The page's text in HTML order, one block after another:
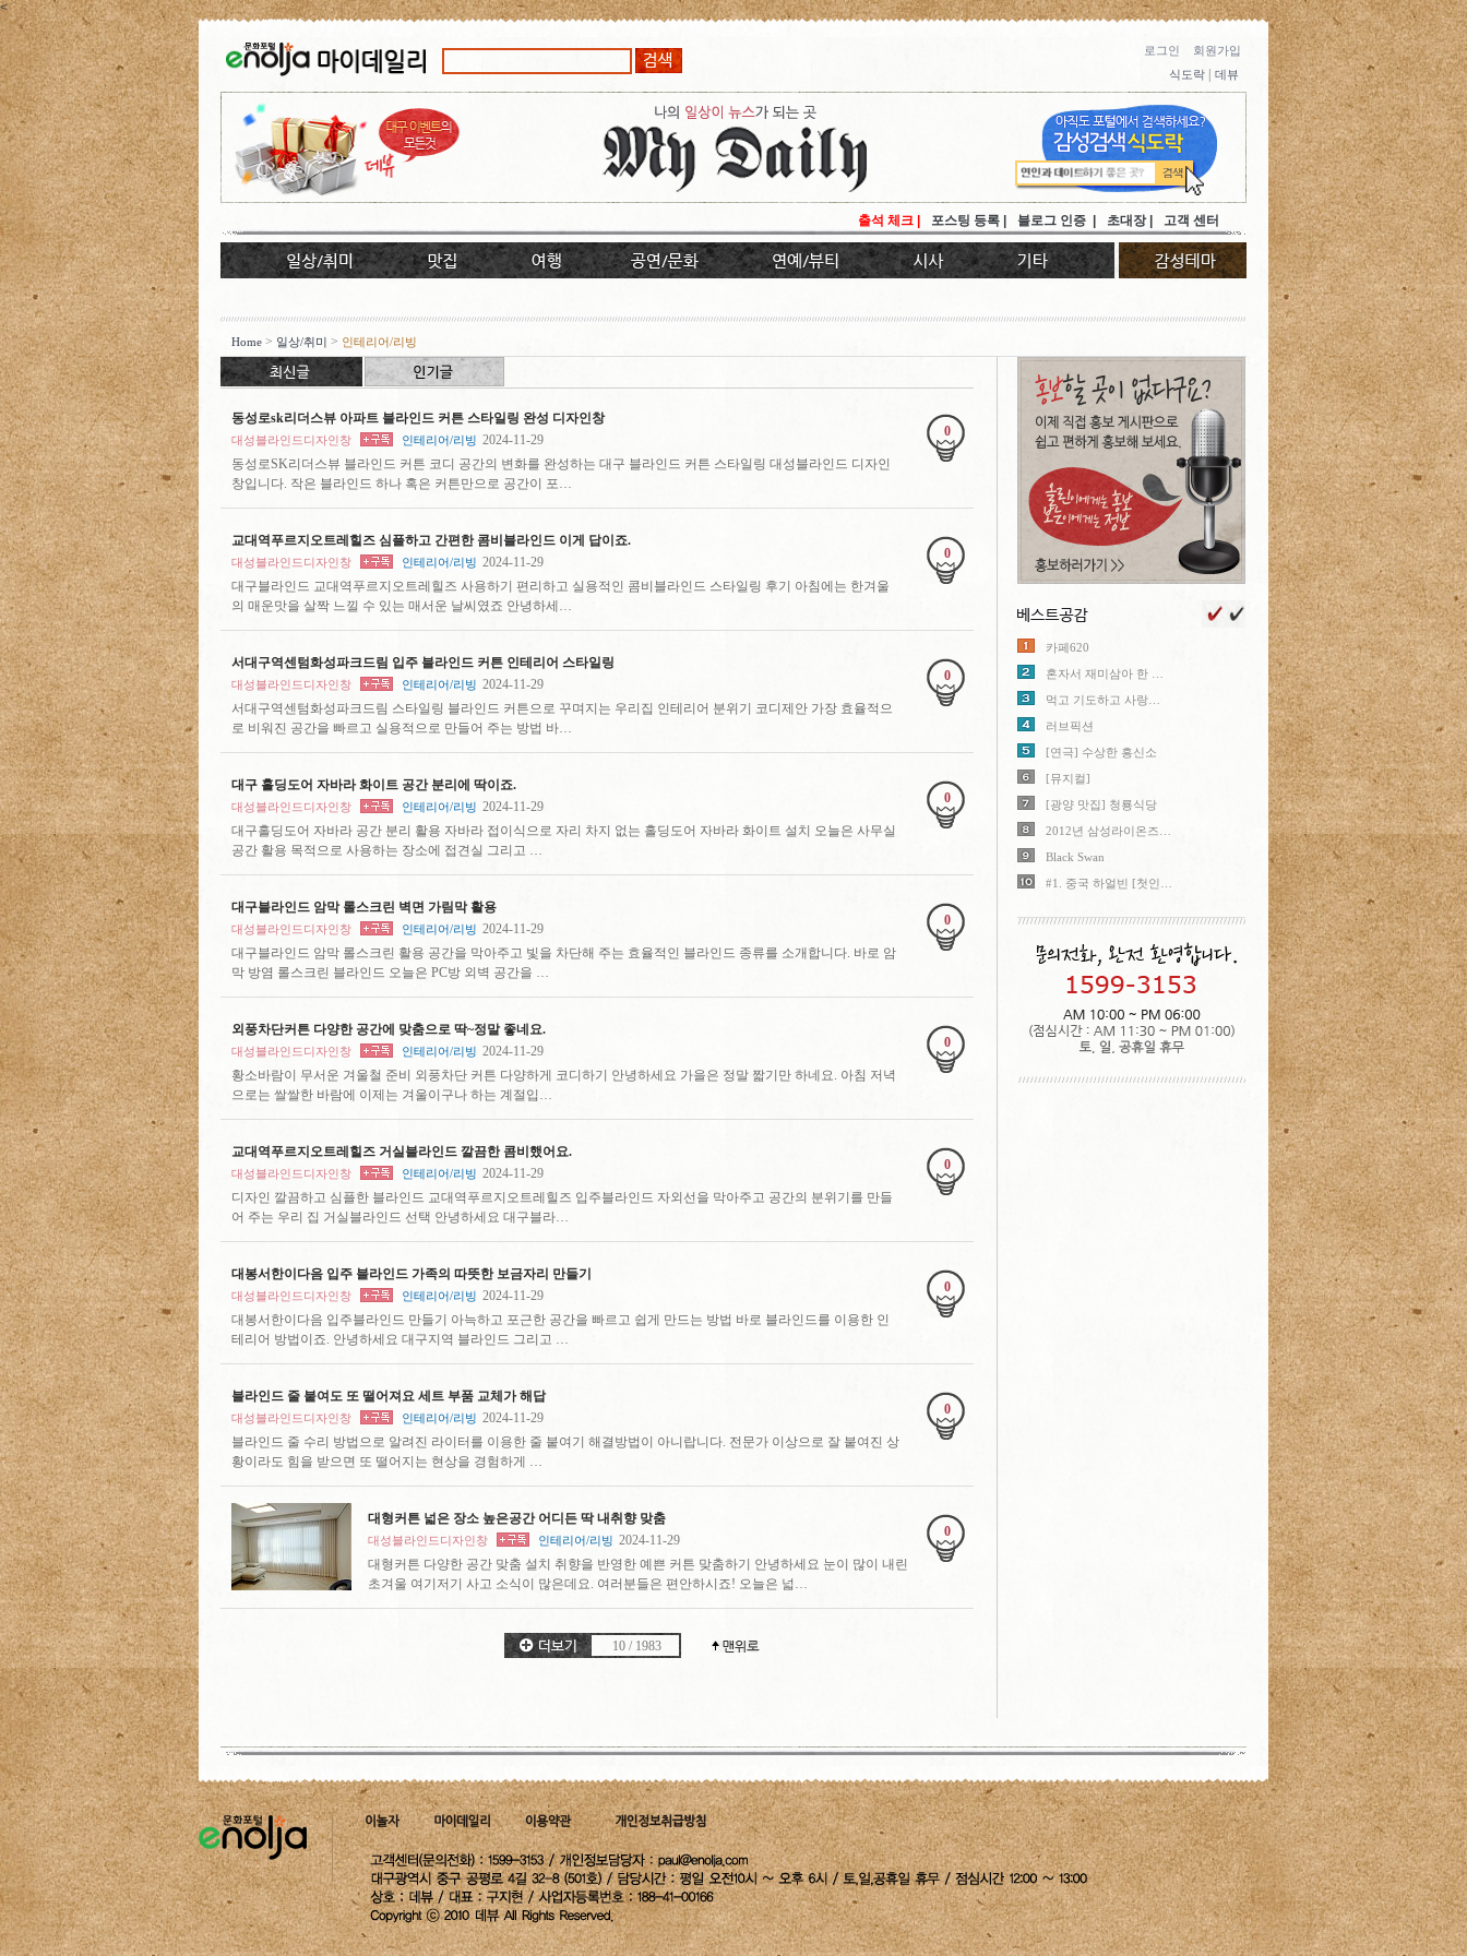
<
로그인
회원가입
식도락
데뷰
출석 체크 | 포스팅 등록 | 블로그 인증 | 초대장 | 고객 센터
Home > 일상/취미 > 인테리어/리빙
0
동성로sk리더스뷰 아파트 블라인드 커튼 스타일링 완성 디자인창
대성블라인드디자인창 인테리어/리빙 2024-11-29
동성로SK리더스뷰 블라인드 커튼 코디 공간의 변화를 완성하는 대구 블라인드 커튼 스타일링 대성블라인드 디자인
창입니다. 작은 블라인드 하나 혹은 커튼만으로 공간이 포…
0
교대역푸르지오트레힐즈 심플하고 간편한 콤비블라인드 이게 답이죠.
대성블라인드디자인창 인테리어/리빙 2024-11-29
대구블라인드 교대역푸르지오트레힐즈 사용하기 편리하고 실용적인 콤비블라인드 스타일링 후기 아침에는 한겨울
의 매운맛을 살짝 느낄 수 있는 매서운 날씨였죠 안녕하세…
0
서대구역센텀화성파크드림 입주 블라인드 커튼 인테리어 스타일링
대성블라인드디자인창 인테리어/리빙 2024-11-29
서대구역센텀화성파크드림 스타일링 블라인드 커튼으로 꾸며지는 우리집 인테리어 분위기 코디제안 가장 효율적으
로 비워진 공간을 빠르고 실용적으로 만들어 주는 방법 바…
0
대구 홀딩도어 자바라 화이트 공간 분리에 딱이죠.
대성블라인드디자인창 인테리어/리빙 2024-11-29
대구홀딩도어 자바라 공간 분리 활용 자바라 접이식으로 자리 차지 없는 홀딩도어 자바라 화이트 설치 오늘은 사무실
공간 활용 목적으로 사용하는 장소에 접견실 그리고 …
0
대구블라인드 암막 롤스크린 벽면 가림막 활용
대성블라인드디자인창 인테리어/리빙 2024-11-29
대구블라인드 암막 롤스크린 활용 공간을 막아주고 빛을 차단해 주는 효율적인 블라인드 종류를 소개합니다. 바로 암
막 방염 롤스크린 블라인드 오늘은 PC방 외벽 공간을 …
0
외풍차단커튼 다양한 공간에 맞춤으로 딱~정말 좋네요.
대성블라인드디자인창 인테리어/리빙 2024-11-29
황소바람이 무서운 겨울철 준비 외풍차단 커튼 다양하게 코디하기 안녕하세요 가을은 정말 짧기만 하네요. 아침 저녁
으로는 쌀쌀한 바람에 이제는 겨울이구나 하는 계절입…
0
교대역푸르지오트레힐즈 거실블라인드 깔끔한 콤비했어요.
대성블라인드디자인창 인테리어/리빙 2024-11-29
디자인 깔끔하고 심플한 블라인드 교대역푸르지오트레힐즈 입주블라인드 자외선을 막아주고 공간의 분위기를 만들
어 주는 우리 집 거실블라인드 선택 안녕하세요 대구블라…
0
대봉서한이다음 입주 블라인드 가족의 따뜻한 보금자리 만들기
대성블라인드디자인창 인테리어/리빙 2024-11-29
대봉서한이다음 입주블라인드 만들기 아늑하고 포근한 공간을 빠르고 쉽게 만드는 방법 바로 블라인드를 이용한 인
테리어 방법이죠. 안녕하세요 대구지역 블라인드 그리고 …
0
블라인드 줄 붙여도 또 떨어져요 세트 부품 교체가 해답
대성블라인드디자인창 인테리어/리빙 2024-11-29
블라인드 줄 수리 방법으로 알려진 라이터를 이용한 줄 붙여기 해결방법이 아니랍니다. 전문가 이상으로 잘 붙여진 상
황이라도 힘을 받으면 또 떨어지는 현상을 경험하게 …
0
대형커튼 넓은 장소 높은공간 어디든 딱 내취향 맞춤
대성블라인드디자인창 인테리어/리빙 2024-11-29
대형커튼 다양한 공간 맞춤 설치 취향을 반영한 예쁜 커튼 맞춤하기 안녕하세요 눈이 많이 내린
초겨울 여기저기 사고 소식이 많은데요. 여러분들은 편안하시죠! 오늘은 넓…
10 / 1983
카페620
혼자서 재미삼아 한 …
먹고 기도하고 사랑…
러브픽션
[연극] 수상한 흥신소
[뮤지컬]
[광양 맛집] 청룡식당
2012년 삼성라이온즈…
Black Swan
#1. 중국 하얼빈 [첫인…